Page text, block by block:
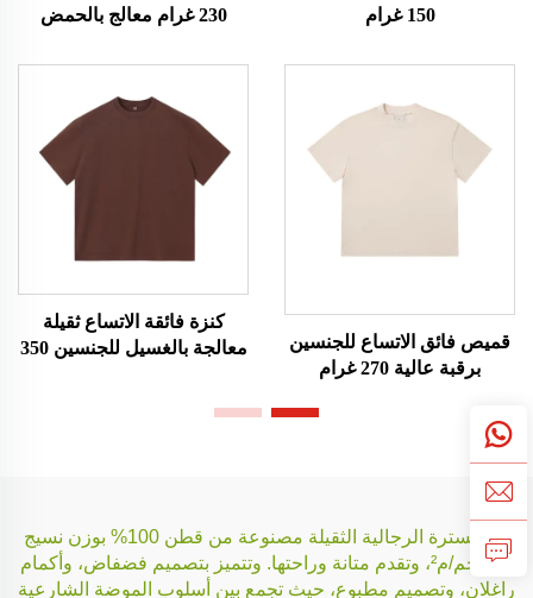
150 غرام 230 غرام معالج بالحمض
قميص فائق الاتساع للجنسين
برقبة عالية 270 غرام
كنزة فائقة الاتساع ثقيلة
معالجة بالغسيل للجنسين 350
هذه السترة الرجالية الثقيلة مصنوعة من قطن 100% بوزن نسيج
460 جم/م²، وتقدم متانة وراحتها. وتتميز بتصميم فضفاض، وأكمام
راغلان، وتصميم مطبوع، حيث تجمع بين أسلوب الموضة الشارعية